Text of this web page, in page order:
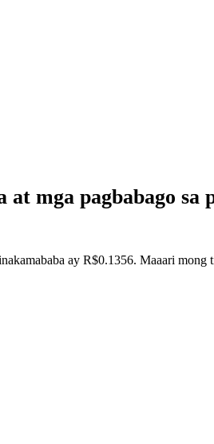
mga pagbabago sa
ay R$0.1356. Maaari mong